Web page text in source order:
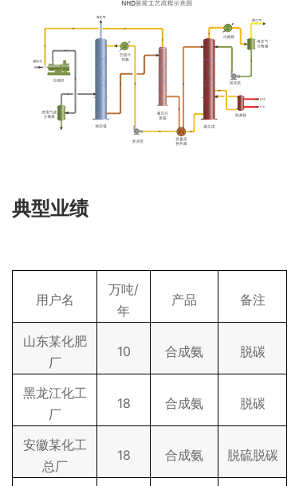
典型业绩
用户名
万吨/
年
产品 备注
山东某化肥
厂
10 合成氨 脱碳
黑龙江化工
厂
18 合成氨 脱碳
安徽某化工
总厂
18 合成氨 脱硫脱碳